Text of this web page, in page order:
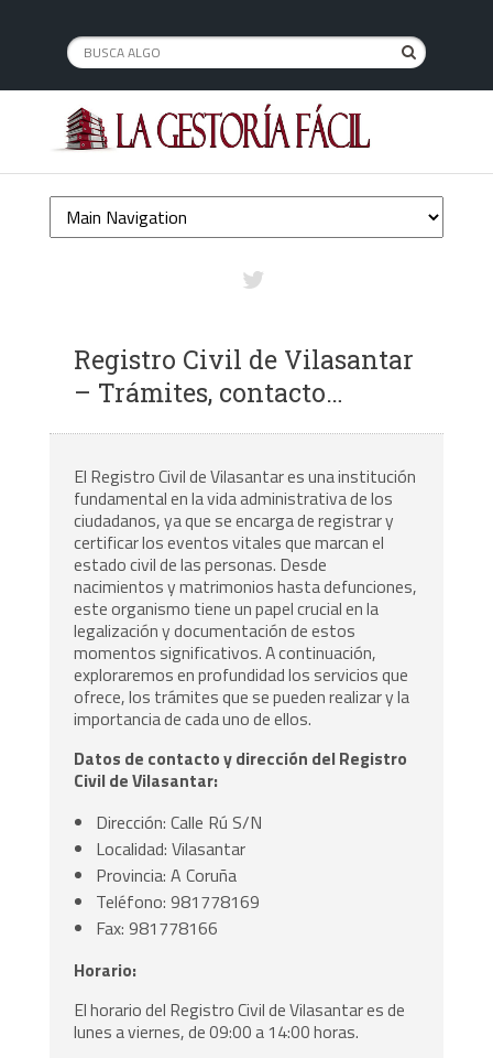
Registro Civil de Vilasantar
– Trámites, contacto…
El Registro Civil de Vilasantar es una institución
fundamental en la vida administrativa de los
ciudadanos, ya que se encarga de registrar y
certificar los eventos vitales que marcan el
estado civil de las personas. Desde
nacimientos y matrimonios hasta defunciones,
este organismo tiene un papel crucial en la
legalización y documentación de estos
momentos significativos. A continuación,
exploraremos en profundidad los servicios que
ofrece, los trámites que se pueden realizar y la
importancia de cada uno de ellos.
Datos de contacto y dirección del Registro
Civil de Vilasantar:
Dirección: Calle Rú S/N
Localidad: Vilasantar
Provincia: A Coruña
Teléfono: 981778169
Fax: 981778166
Horario:
El horario del Registro Civil de Vilasantar es de
lunes a viernes, de 09:00 a 14:00 horas.